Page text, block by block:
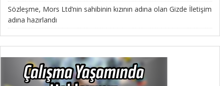
Sözleşme, Mors Ltd’nin sahibinin kızının adına olan Gizde İletişim
adına hazırlandı